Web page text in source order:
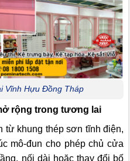
Vĩnh Hựu Đồng Tháp
rộng trong tương lai
từ khung thép sơn tĩnh điện,
mô-đun cho phép chủ cửa
nối dài hoặc thay đổi bố